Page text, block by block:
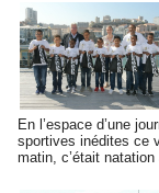
En l’espace d’une
sportives inédites ce
matin, c’était